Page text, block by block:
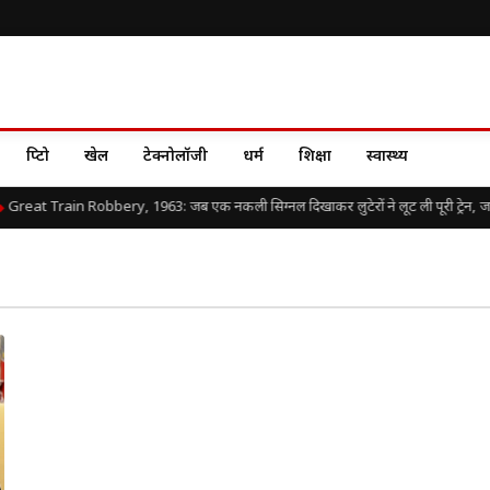
क्रिप्टो खेल टेक्नोलॉजी धर्म शिक्षा स्वास्थ्य
Great Train Robbery, 1963: जब एक नकली सिग्नल दिखाकर लुटेरों ने लूट ली पूरी ट्रेन,